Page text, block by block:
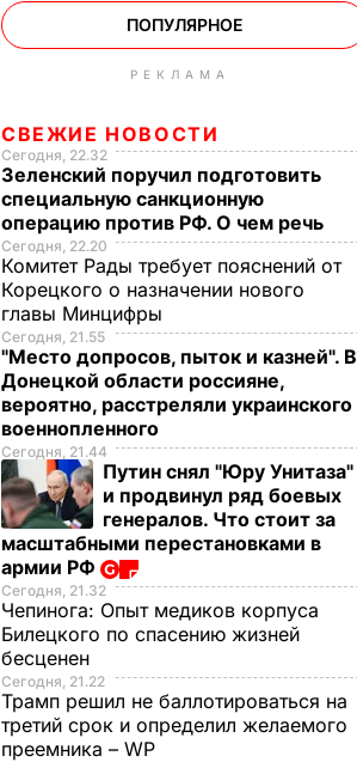
ПОПУЛЯРНОЕ
РЕКЛАМА
СВЕЖИЕ НОВОСТИ
Сегодня, 22.32
Зеленский поручил подготовить
специальную санкционную
операцию против РФ. О чем речь
Сегодня, 22.20
Комитет Рады требует пояснений от
Корецкого о назначении нового
главы Минцифры
Сегодня, 21.55
"Место допросов, пыток и казней". В
Донецкой области россияне,
вероятно, расстреляли украинского
военнопленного
Сегодня, 21.44
Путин снял "Юру Унитаза"
и продвинул ряд боевых
генералов. Что стоит за
масштабными перестановками в
армии РФ
Сегодня, 21.32
Чепинога: Опыт медиков корпуса
Билецкого по спасению жизней
бесценен
Сегодня, 21.22
Трамп решил не баллотироваться на
третий срок и определил желаемого
преемника – WP